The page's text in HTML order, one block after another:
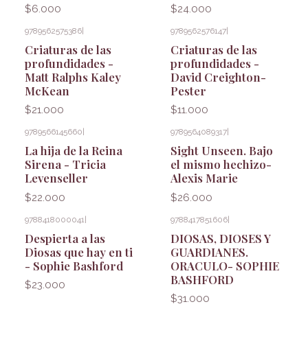
$6.000 $24.000
9789562575386|
Criaturas de las
profundidades -
Matt Ralphs Kaley
McKean
$21.000
9789562576147|
Criaturas de las
profundidades -
David Creighton-
Pester
$11.000
9789566145660
La hija de la Reina
Sirena - Tricia
Levenseller
$22.000
9789564089317
Sight Unseen. Bajo
el mismo hechizo-
Alexis Marie
$26.000
9788418000041 |
Despierta a las
Diosas que hay en ti
- Sophie Bashford
$23.000
9788417851606|
DIOSAS, DIOSES Y
GUARDIANES.
ORACULO- SOPHIE
BASHFORD
$31.000